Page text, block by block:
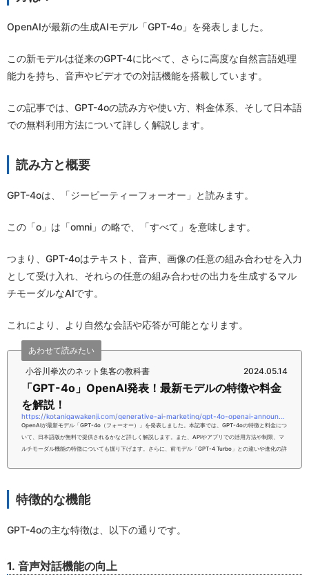
OpenAIが最新の生成AIモデル「GPT-4o」を発表しました。
この新モデルは従来のGPT-4に比べて、さらに高度な自然言語処理
能力を持ち、音声やビデオでの対話機能を搭載しています。
この記事では、GPT-4oの読み方や使い方、料金体系、そして日本語
での無料利用方法について詳しく解説します。
読み方と概要
GPT-4oは、「ジーピーティーフォーオー」と読みます。
この「o」は「omni」の略で、「すべて」を意味します。
つまり、GPT-4oはテキスト、音声、画像の任意の組み合わせを入力
として受け入れ、それらの任意の組み合わせの出力を生成するマル
チモーダルなAIです。
これにより、より自然な会話や応答が可能となります。
小谷川拳次のネット集客の教科書
あわせて読みたい
2024.05.14
「GPT-4o」OpenAI発表！最新モデルの特徴や料金
を解説！
OpenAIが最新モデル「GPT-4o（フォーオー）」を発表しました。本記事では、GPT-4oの特徴と料金につ
いて、日本語版が無料で提供されるかなど詳しく解説します。また、APIやアプリでの活用方法や制限、マ
ルチモーダル機能の特徴についても掘り下げます。さらに、前モデル「GPT-4 Turbo」との違いや進化の詳
特徴的な機能
GPT-4oの主な特徴は、以下の通りです。
1. 音声対話機能の向上